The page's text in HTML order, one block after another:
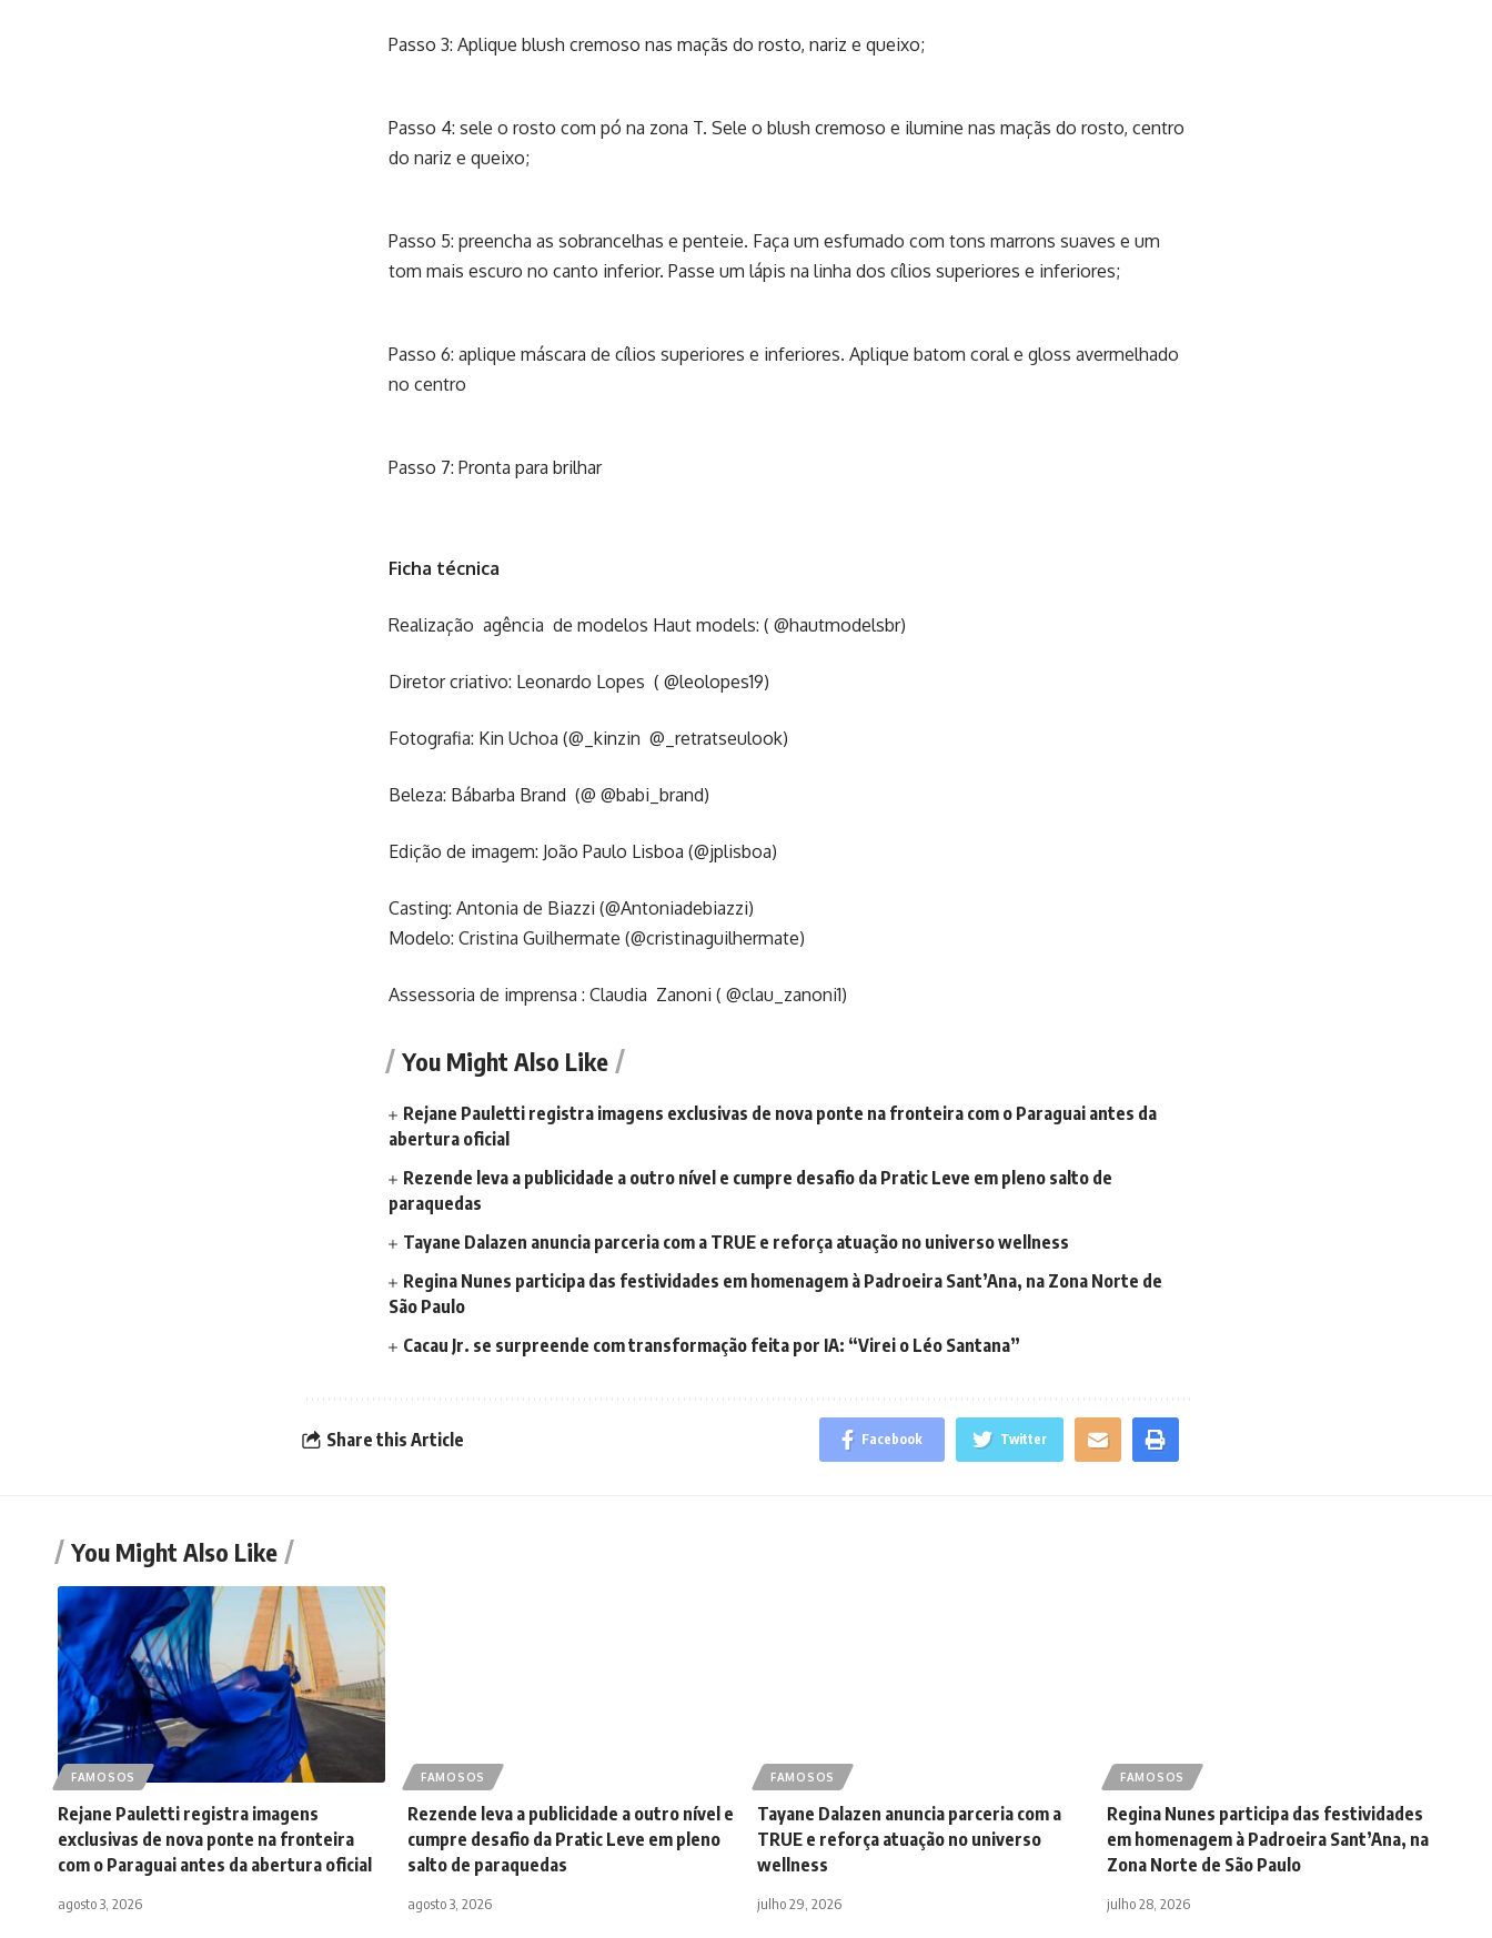
Passo 3: Aplique blush cremoso nas maçãs do rosto, nariz e queixo;
Passo 4: sele o rosto com pó na zona T. Sele o blush cremoso e ilumine nas maçãs do rosto, centro
do nariz e queixo;
Passo 5: preencha as sobrancelhas e penteie. Faça um esfumado com tons marrons suaves e um
tom mais escuro no canto inferior. Passe um lápis na linha dos cílios superiores e inferiores;
Passo 6: aplique máscara de cílios superiores e inferiores. Aplique batom coral e gloss avermelhado
no centro
Passo 7: Pronta para brilhar
Ficha técnica
Realização agência de modelos Haut models: ( @hautmodelsbr)
Diretor criativo: Leonardo Lopes ( @leolopes19)
Fotografia: Kin Uchoa (@_kinzin @_retratseulook)
Beleza: Bábarba Brand (@ @babi_brand)
Edição de imagem: João Paulo Lisboa (@jplisboa)
Casting: Antonia de Biazzi (@Antoniadebiazzi)
Modelo: Cristina Guilhermate (@cristinaguilhermate)
Assessoria de imprensa : Claudia Zanoni ( @clau_zanoni1)
You Might Also Like
Rejane Pauletti registra imagens exclusivas de nova ponte na fronteira com o Paraguai antes da
abertura oficial
Rezende leva a publicidade a outro nível e cumpre desafio da Pratic Leve em pleno salto de
paraquedas
Tayane Dalazen anuncia parceria com a TRUE e reforça atuação no universo wellness
Regina Nunes participa das festividades em homenagem à Padroeira Sant’Ana, na Zona Norte de
São Paulo
Cacau Jr. se surpreende com transformação feita por IA: “Virei o Léo Santana”
Share this Article Facebook Twitter
You Might Also Like
FAMOSOS
Rejane Pauletti registra imagens
exclusivas de nova ponte na fronteira
com o Paraguai antes da abertura oficial
agosto 3, 2026
FAMOSOS
Rezende leva a publicidade a outro nível e
cumpre desafio da Pratic Leve em pleno
salto de paraquedas
agosto 3, 2026
FAMOSOS
Tayane Dalazen anuncia parceria com a
TRUE e reforça atuação no universo
wellness
julho 29, 2026
FAMOSOS
Regina Nunes participa das festividades
em homenagem à Padroeira Sant’Ana, na
Zona Norte de São Paulo
julho 28, 2026